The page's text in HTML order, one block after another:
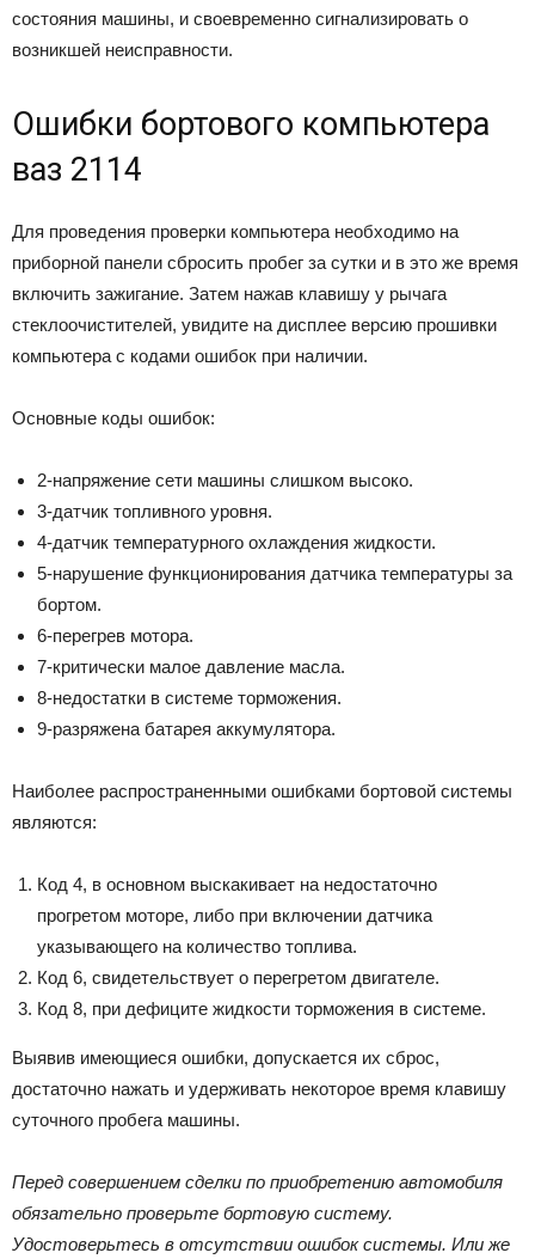
состояния машины, и своевременно сигнализировать о
возникшей неисправности.
Ошибки бортового компьютера
ваз 2114
Для проведения проверки компьютера необходимо на
приборной панели сбросить пробег за сутки и в это же время
включить зажигание. Затем нажав клавишу у рычага
стеклоочистителей, увидите на дисплее версию прошивки
компьютера с кодами ошибок при наличии.
Основные коды ошибок:
2-напряжение сети машины слишком высоко.
3-датчик топливного уровня.
4-датчик температурного охлаждения жидкости.
5-нарушение функционирования датчика температуры за
бортом.
6-перегрев мотора.
7-критически малое давление масла.
8-недостатки в системе торможения.
9-разряжена батарея аккумулятора.
Наиболее распространенными ошибками бортовой системы
являются:
Код 4, в основном выскакивает на недостаточно
прогретом моторе, либо при включении датчика
указывающего на количество топлива.
Код 6, свидетельствует о перегретом двигателе.
Код 8, при дефиците жидкости торможения в системе.
Выявив имеющиеся ошибки, допускается их сброс,
достаточно нажать и удерживать некоторое время клавишу
суточного пробега машины.
Перед совершением сделки по приобретению автомобиля
обязательно проверьте бортовую систему.
Удостоверьтесь в отсутствии ошибок системы. Или же